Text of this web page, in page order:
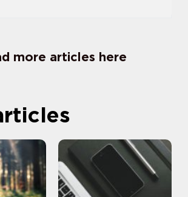
more articles here